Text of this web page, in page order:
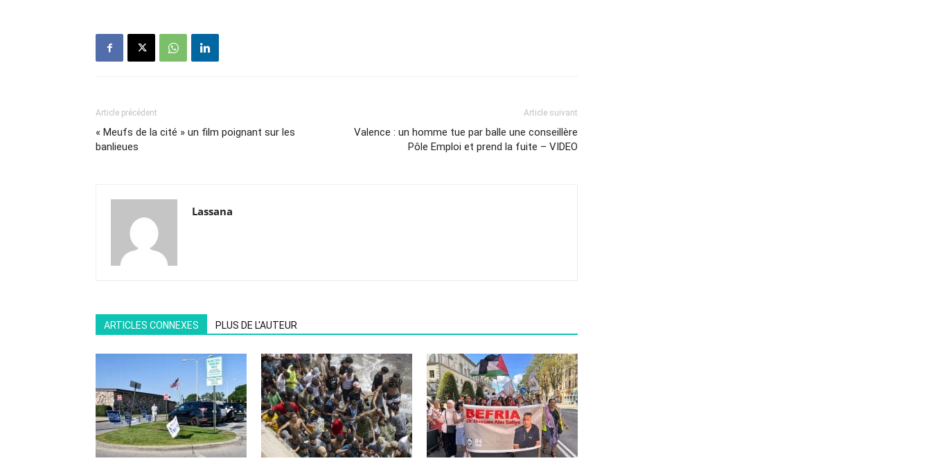
Article précédent
« Meufs de la cité » un film poignant sur les
banlieues
Article suivant
Valence : un homme tue par balle une conseillère
Pôle Emploi et prend la fuite – VIDEO
Lassana
ARTICLES CONNEXES PLUS DE L'AUTEUR